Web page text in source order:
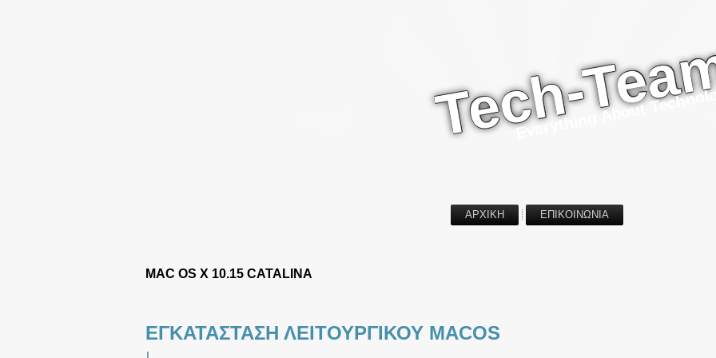
Tech-Everything About Technology
ΑΡΧΙΚΗ ΕΠΙΚΟΙΝΩΝΙΑ
MAC OS X 10.15 CATALINA
ΕΓΚΑΤΑΣΤΑΣΗ ΛΕΙΤΟΥΡΓΙΚΟΥ MACOS